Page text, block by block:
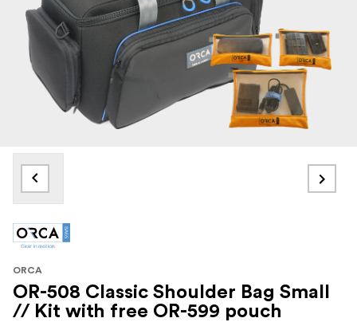
ORCA
OR-508 Classic Shoulder Bag Small
// Kit with free OR-599 pouch